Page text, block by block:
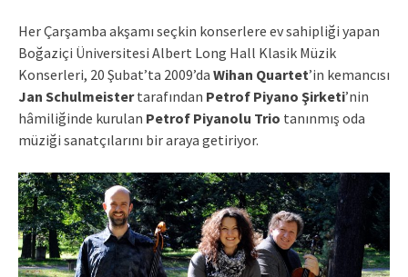
Her Çarşamba akşamı seçkin konserlere ev sahipliği yapan
Boğaziçi Üniversitesi Albert Long Hall Klasik Müzik
Konserleri, 20 Şubat’ta 2009’da Wihan Quartet’in kemancısı
Jan Schulmeistertarafından Petrof Piyano Şirketi’nin
hâmiliğinde kurulan Petrof Piyanolu Trio tanınmış oda
müziği sanatçılarını bir araya getiriyor.